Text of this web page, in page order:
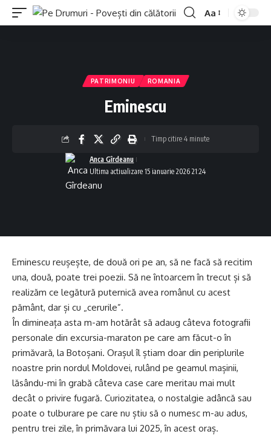
Font
Aa
PATRIMONIU ROMANIA
Eminescu
Ultima actiualizare 15 ianuarie 2026 21:24
Anca Gîrdeanu
Timp citire 4 minute
Eminescu reușește, de două ori pe an, să ne facă să recitim
una, două, poate trei poezii. Să ne întoarcem în trecut și să
realizăm ce legătură puternică avea românul cu acest
pământ, dar și cu „cerurile”.
În dimineața asta m-am hotărât să adaug câteva fotografii
personale din excursia-maraton pe care am făcut-o în
primăvară, la Botoșani. Orașul îl știam doar din periplurile
noastre prin nordul Moldovei, rulând pe geamul mașinii,
lăsându-mi în grabă câteva case care meritau mai mult
decât o privire fugară. Curiozitatea, o nostalgie adâncă sau
poate o tulburare pe care nu știu să o numesc m-au adus,
pentru trei zile, în primăvara lui 2025, în acest oraș.